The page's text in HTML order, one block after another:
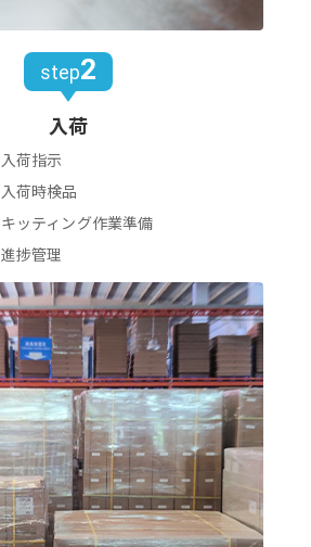
step2
入荷
入荷指示
入荷時検品
キッティング作業準備
進捗管理